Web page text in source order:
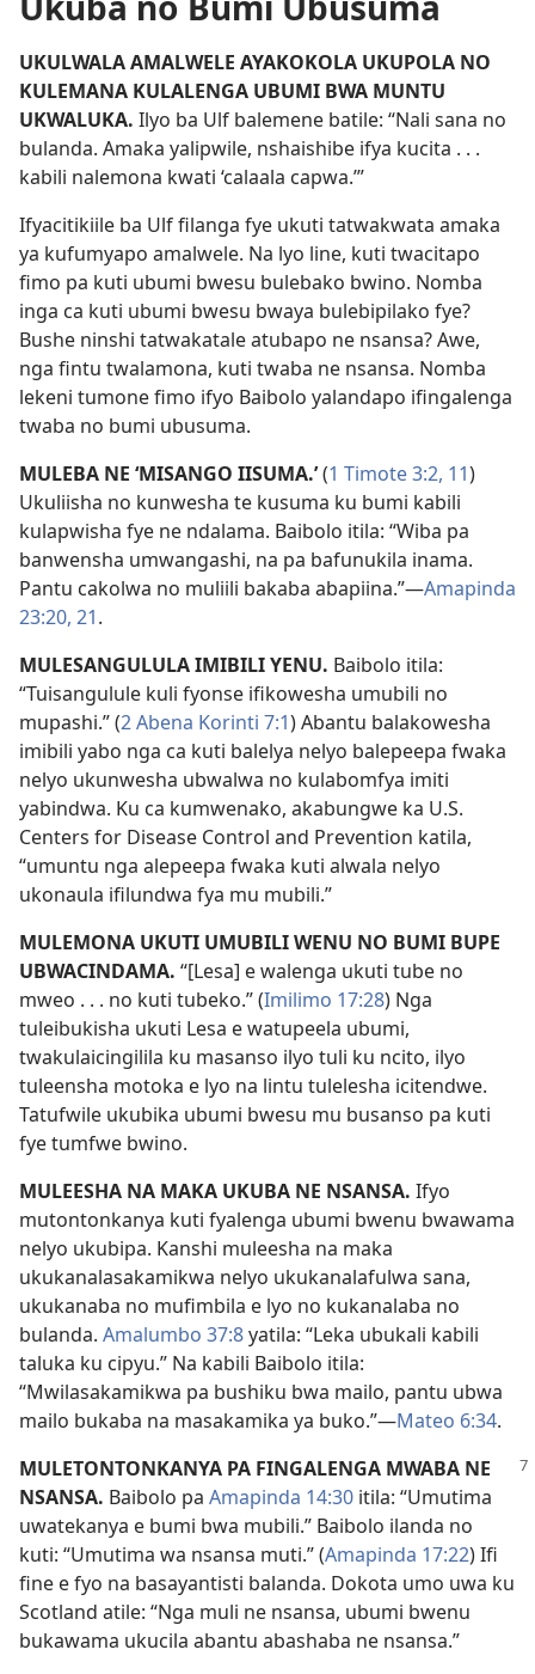
UKULWALA AMALWELE AYAKOKOLA UKUPOLA NO
KULEMANA KULALENGA UBUMI BWA MUNTU
UKWALUKA. Ilyo ba Ulf balemene batile: “Nali sana no
bulanda. Amaka yalipwile, nshaishibe ifya kucita . . .
kabili nalemona kwati ‘calaala capwa.’”
Ifyacitikiile ba Ulf filanga fye ukuti tatwakwata amaka
ya kufumyapo amalwele. Na lyo line, kuti twacitapo
fimo pa kuti ubumi bwesu bulebako bwino. Nomba
inga ca kuti ubumi bwesu bwaya bulebipilako fye?
Bushe ninshi tatwakatale atubapo ne nsansa? Awe,
nga fintu twalamona, kuti twaba ne nsansa. Nomba
lekeni tumone fimo ifyo Baibolo yalandapo ifingalenga
twaba no bumi ubusuma.
MULEBA NE ‘MISANGO IISUMA.’(1 Timote 3:2, 11)
Ukuliisha no kunwesha te kusuma ku bumi kabili
kulapwisha fye ne ndalama. Baibolo itila: “Wiba pa
banwensha umwangashi, na pa bafunukila inama.
Pantu cakolwa no muliili bakaba abapiina.”—Amapinda
23:20, 21.
MULESANGULULA IMIBILI YENU. Baibolo itila:
“Tuisangulule kuli fyonse ifikowesha umubili no
mupashi.” (2 Abena Korinti 7:1) Abantu balakowesha
imibili yabo nga ca kuti balelya nelyo balepeepa fwaka
nelyo ukunwesha ubwalwa no kulabomfya imiti
yabindwa. Ku ca kumwenako, akabungwe ka U.S.
Centers for Disease Control and Prevention katila,
“umuntu nga alepeepa fwaka kuti alwala nelyo
ukonaula ifilundwa fya mu mubili.”
MULEMONA UKUTI UMUBILI WENU NO BUMI BUPE
UBWACINDAMA. “[Lesa] e walenga ukuti tube no
mweo . . . no kuti tubeko.” (Imilimo 17:28) Nga
tuleibukisha ukuti Lesa e watupeela ubumi,
twakulaicingilila ku masanso ilyo tuli ku ncito, ilyo
tuleensha motoka e lyo na lintu tulelesha icitendwe.
Tatufwile ukubika ubumi bwesu mu busanso pa kuti
fye tumfwe bwino.
MULEESHA NA MAKA UKUBA NE NSANSA. Ifyo
mutontonkanya kuti fyalenga ubumi bwenu bwawama
nelyo ukubipa. Kanshi muleesha na maka
ukukanalasakamikwa nelyo ukukanalafulwa sana,
ukukanaba no mufimbila e lyo no kukanalaba no
bulanda. Amalumbo 37:8yatila: “Leka ubukali kabili
taluka ku cipyu.” Na kabili Baibolo itila:
“Mwilasakamikwa pa bushiku bwa mailo, pantu ubwa
mailo bukaba na masakamika ya buko.”—Mateo 6:34.
MULETONTONKANYA PA FINGALENGA MWABA NE
NSANSA. Baibolo pa Amapinda 14:30 itila: “Umutima
uwatekanya e bumi bwa mubili.” Baibolo ilanda no
kuti: “Umutima wa nsansa muti.” (Amapinda 17:22) Ifi
fine e fyo na basayantisti balanda. Dokota umo uwa ku
Scotland atile: “Nga muli ne nsansa, ubumi bwenu
bukawama ukucila abantu abashaba ne nsansa.”